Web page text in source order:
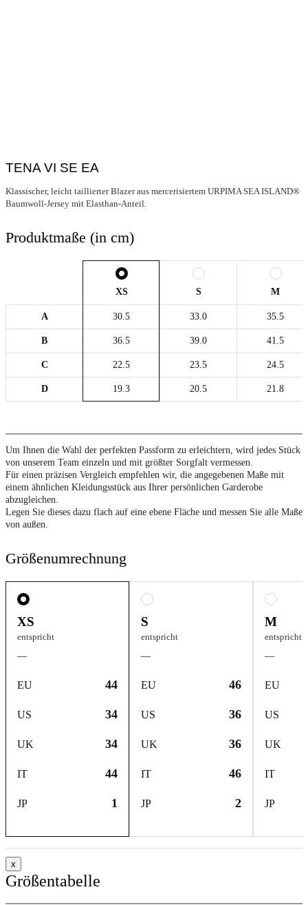
TENA VI SE EA
Klassischer, leicht taillierter Blazer aus mercerisiertem URPIMA SEA ISLAND®
Baumwoll-Jersey mit Elasthan-Anteil.
Produktmaße (in cm)
XS S M
A 30.5 33.0 35.5
B 36.5 39.0 41.5
C 22.5 23.5 24.5
D 19.3 20.5 21.8
Um Ihnen die Wahl der perfekten Passform zu erleichtern, wird jedes Stück
von unserem Team einzeln und mit größter Sorgfalt vermessen.
Für einen präzisen Vergleich empfehlen wir, die angegebenen Maße mit
einem ähnlichen Kleidungsstück aus Ihrer persönlichen Garderobe
abzugleichen.
Legen Sie dieses dazu flach auf eine ebene Fläche und messen Sie alle Maße
von außen.
Größenumrechnung
XS
entspricht
—
EU 44
US 34
UK 34
IT 44
JP 1
S
entspricht
—
EU 46
US 36
UK 36
IT 46
JP 2
M
entspricht
—
EU
US
UK
IT
JP
x
Größentabelle